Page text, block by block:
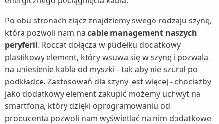
Po obu stronach złącz znajdziemy swego rodzaju szynę,
która pozwoli nam na cable management naszych
peryferii. Roccat dołącza w pudełku dodatkowy
plastikowy element, który wsuwa się w szynę i pozwala
na uniesienie kabla od myszki - tak aby nie szurał po
podkładce. Zastosowań dla szyny jest więcej - chociażby
jako dodatkowy element zakupić możemy uchwyt na
smartfona, który dzięki oprogramowaniu od
producenta pozwoli nam wyświetlać na nim dodatkowe